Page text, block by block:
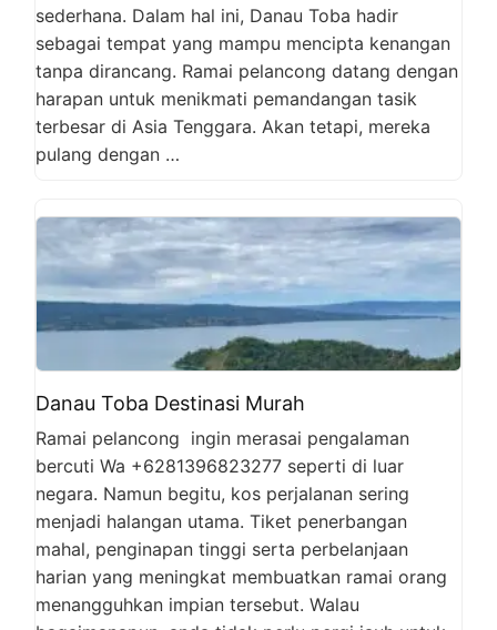
sederhana. Dalam hal ini, Danau Toba hadir
sebagai tempat yang mampu mencipta kenangan
tanpa dirancang. Ramai pelancong datang dengan
harapan untuk menikmati pemandangan tasik
terbesar di Asia Tenggara. Akan tetapi, mereka
pulang dengan …
Danau Toba Destinasi Murah
Ramai pelancong ingin merasai pengalaman
bercuti Wa +6281396823277 seperti di luar
negara. Namun begitu, kos perjalanan sering
menjadi halangan utama. Tiket penerbangan
mahal, penginapan tinggi serta perbelanjaan
harian yang meningkat membuatkan ramai orang
menangguhkan impian tersebut. Walau